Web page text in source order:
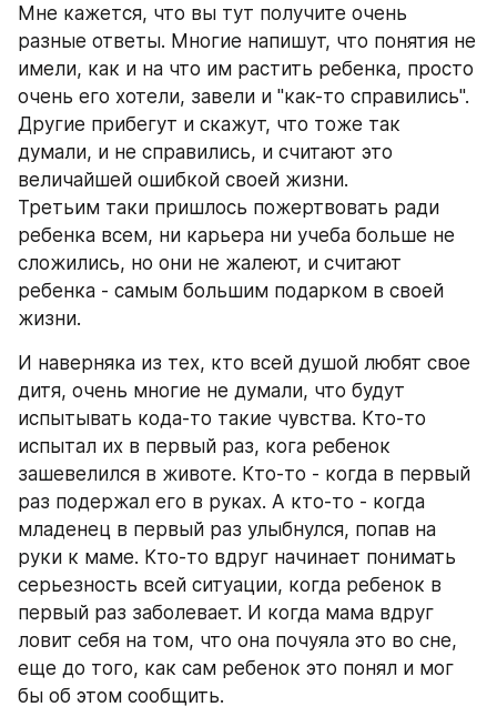
Мне кажется, что вы тут получите очень
разные ответы. Многие напишут, что понятия не
имели, как и на что им растить ребенка, просто
очень его хотели, завели и "как-то справились".
Другие прибегут и скажут, что тоже так
думали, и не справились, и считают это
величайшей ошибкой своей жизни.
Третьим таки пришлось пожертвовать ради
ребенка всем, ни карьера ни учеба больше не
сложились, но они не жалеют, и считают
ребенка - самым большим подарком в своей
жизни.
И наверняка из тех, кто всей душой любят свое
дитя, очень многие не думали, что будут
испытывать кода-то такие чувства. Кто-то
испытал их в первый раз, кога ребенок
зашевелился в животе. Кто-то - когда в первый
раз подержал его в руках. А кто-то - когда
младенец в первый раз улыбнулся, попав на
руки к маме. Кто-то вдруг начинает понимать
серьезность всей ситуации, когда ребенок в
первый раз заболевает. И когда мама вдруг
ловит себя на том, что она почуяла это во сне,
еще до того, как сам ребенок это понял и мог
бы об этом сообщить.